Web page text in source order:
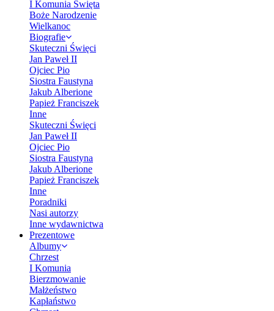
I Komunia Święta
Boże Narodzenie
Wielkanoc
Biografie
Skuteczni Święci
Jan Paweł II
Ojciec Pio
Siostra Faustyna
Jakub Alberione
Papież Franciszek
Inne
Skuteczni Święci
Jan Paweł II
Ojciec Pio
Siostra Faustyna
Jakub Alberione
Papież Franciszek
Inne
Poradniki
Nasi autorzy
Inne wydawnictwa
Prezentowe
Albumy
Chrzest
I Komunia
Bierzmowanie
Małżeństwo
Kapłaństwo